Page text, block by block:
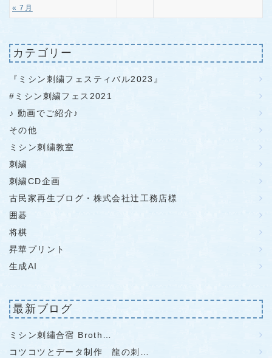
« 7月
カテゴリー
『ミシン刺繍フェスティバル2023』
#ミシン刺繍フェス2021
♪ 動画でご紹介♪
その他
ミシン刺繍教室
刺繍
刺繍CD企画
古民家再生ブログ・株式会社辻工務店様
囲碁
将棋
昇華プリント
生成AI
最新ブログ
ミシン刺繡合宿 Broth…
コツコツとデータ制作 龍の刺…